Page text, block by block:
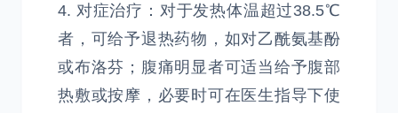
4. 对症治疗：对于发热体温超过38.5℃
者，可给予退热药物，如对乙酰氨基酚
或布洛芬；腹痛明显者可适当给予腹部
热敷或按摩，必要时可在医生指导下使